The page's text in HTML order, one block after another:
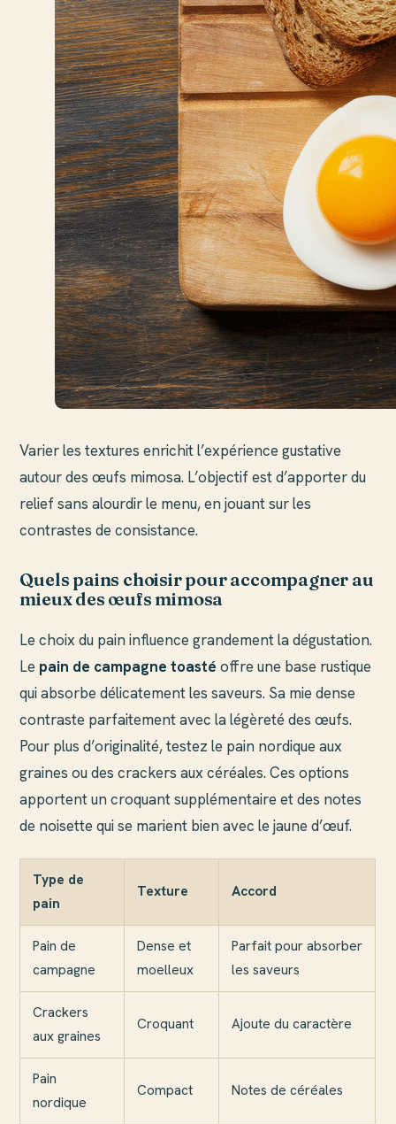
Varier les textures enrichit l’expérience gustative
autour des œufs mimosa. L’objectif est d’apporter du
relief sans alourdir le menu, en jouant sur les
contrastes de consistance.
Quels pains choisir pour accompagner au
mieux des œufs mimosa
Le choix du pain influence grandement la dégustation.
Le pain de campagne toasté offre une base rustique
qui absorbe délicatement les saveurs. Sa mie dense
contraste parfaitement avec la légèreté des œufs.
Pour plus d’originalité, testez le pain nordique aux
graines ou des crackers aux céréales. Ces options
apportent un croquant supplémentaire et des notes
de noisette qui se marient bien avec le jaune d’œuf.
Type de
pain
Texture Accord
Pain de
campagne
Dense et
moelleux
Parfait pour absorber
les saveurs
Crackers
aux graines
Croquant Ajoute du caractère
Pain
nordique
Compact Notes de céréales